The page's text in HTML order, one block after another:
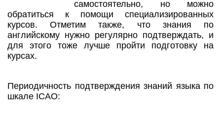
самостоятельно, но можно
обратиться к помощи специализированных
курсов. Отметим также, что знания по
английскому нужно регулярно подтверждать, и
для этого тоже лучше пройти подготовку на
курсах.
Периодичность подтверждения знаний языка по
шкале ICAO: